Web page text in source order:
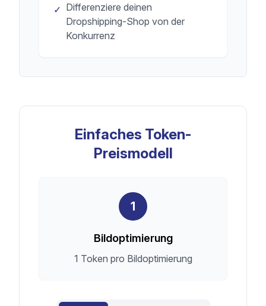
✓ Differenziere deinen
Dropshipping-Shop von der
Konkurrenz
Einfaches Token-
Preismodell
1
Bildoptimierung
1 Token pro Bildoptimierung